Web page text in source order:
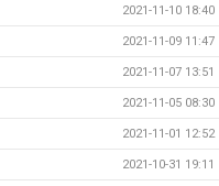
2021-11-10 18:40
2021-11-09 11:47
2021-11-07 13:51
2021-11-05 08:30
2021-11-01 12:52
2021-10-31 19:11